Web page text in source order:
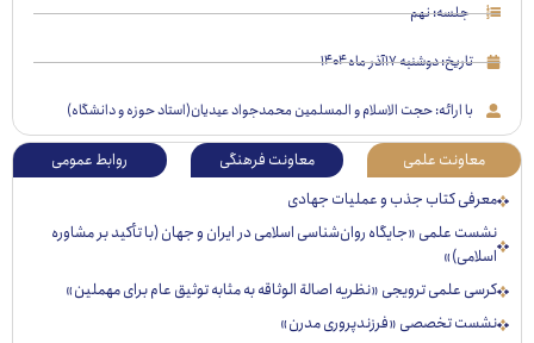
جلسه: نهم
تاریخ:دوشنبه ۱۷آذر ماه ۱۴۰۴
با ارائه: حجت الاسلام و المسلمین محمدجواد عیدیان(استاد حوزه و دانشگاه)
علمی معاونت فرهنگی
روابط عمومی
کتاب جذب و عملیات جهادی
علمی «جایگاه روان‌شناسی اسلامی در ایران و جهان (با تأکید بر مشاوره
علمی ترویجی «نظریه اصالة الوثاقه به مثابه توثیق عام برای مهملین»
تخصصی «فرزندپروری مدرن»